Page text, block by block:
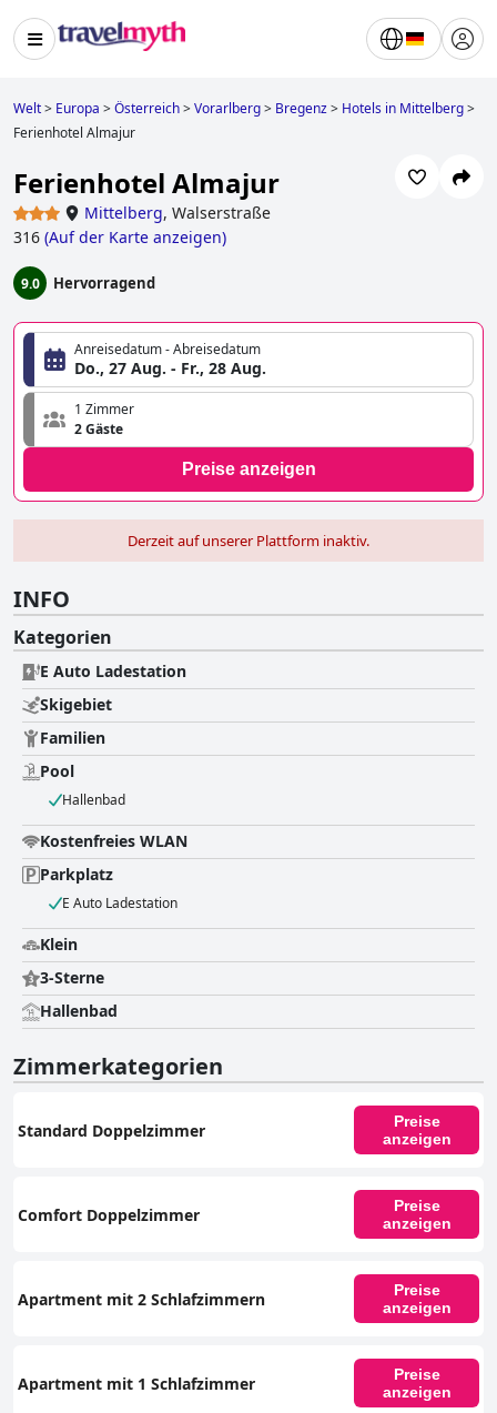
Welt> Europa >Österreich>Vorarlberg> Bregenz> Hotels in Mittelberg>
Ferienhotel Almajur
Ferienhotel Almajur
Mittelberg, Walserstraße
316 (Auf der Karte anzeigen)
9.0 Hervorragend
Anreisedatum - Abreisedatum
Do., 27 Aug. - Fr., 28 Aug.
1 Zimmer
2 Gäste
Preise anzeigen
Derzeit auf unserer Plattform inaktiv.
INFO
Kategorien
E Auto Ladestation
Skigebiet
Familien
Pool
Hallenbad
Kostenfreies WLAN
Parkplatz
E Auto Ladestation
Klein
3-Sterne
Hallenbad
Zimmerkategorien
Standard Doppelzimmer
Preise
anzeigen
Comfort Doppelzimmer
Preise
anzeigen
Apartment mit 2 Schlafzimmern
Preise
anzeigen
Apartment mit 1 Schlafzimmer
Preise
anzeigen